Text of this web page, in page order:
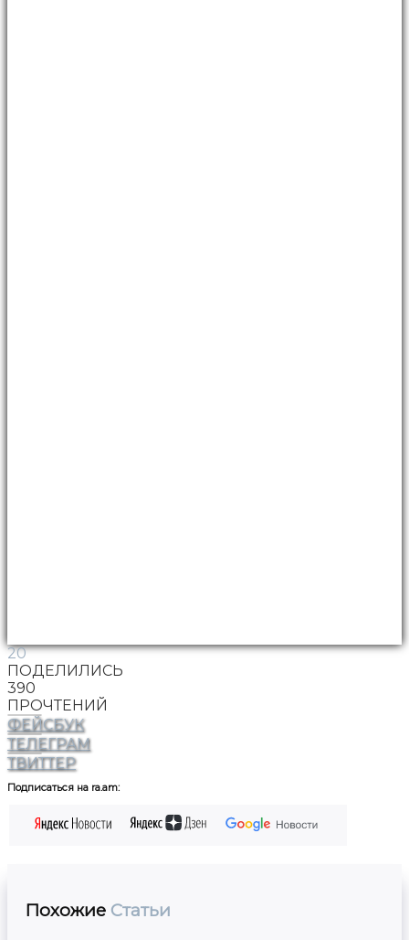
20
ПОДЕЛИЛИСЬ
390
ПРОЧТЕНИЙ
ФЕЙСБУК
ТЕЛЕГРАМ
ТВИТТЕР
Подписаться на ra.am:
Похожие Статьи